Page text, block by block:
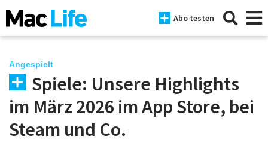
Abo testen
News
iPhone
Angespielt
Spiele: Unsere Highlights
im März 2026 im App Store, bei
Steam und Co.